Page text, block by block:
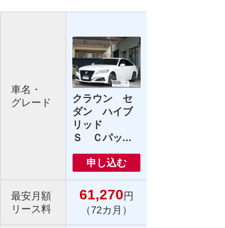
車名・
グレード
クラウン セ
ダン ハイブ
リッド
Ｓ Ｃパッ...
申し込む
最安月額
リース料
61,270円
（72カ月）